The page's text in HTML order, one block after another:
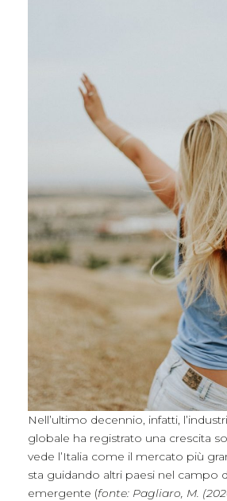
Nell’ultimo decennio, infatti,
globale ha registrato una crescita
vede l’Italia come il mercato più
sta guidando altri paesi nel campo
emergente (fonte: Pagliaro, M.